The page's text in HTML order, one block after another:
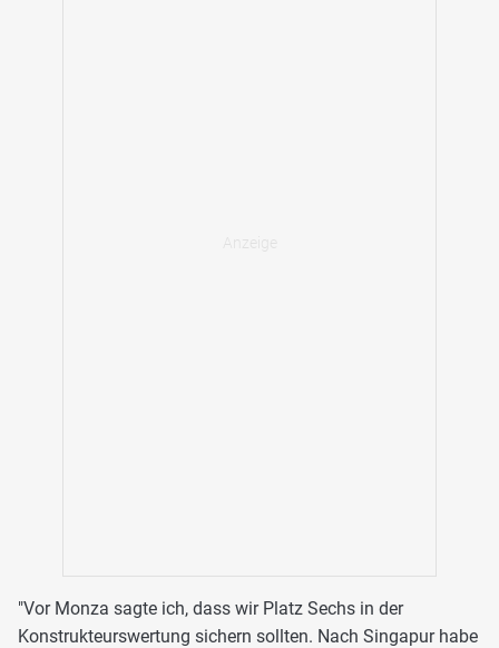
"Vor Monza sagte ich, dass wir Platz Sechs in der
Konstrukteurswertung sichern sollten. Nach Singapur habe